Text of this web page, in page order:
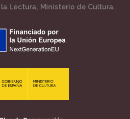
Lectura, Ministerio de Cultura.